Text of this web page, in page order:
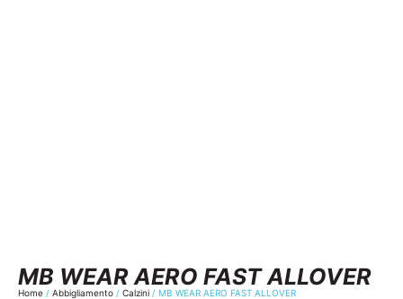
MB WEAR AERO FAST ALLOVER
Home / Abbigliamento / Calzini / MB WEAR AERO FAST ALLOVER